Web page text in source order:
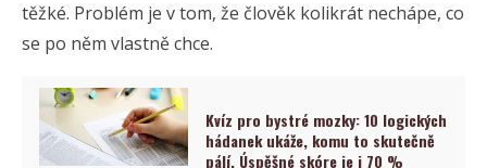
těžké. Problém je v tom, že člověk kolikrát nechápe, co
se po něm vlastně chce.
Kvíz pro bystré mozky: 10 logických
hádanek ukáže, komu to skutečně
pálí. Úspěšné skóre je i 70 %